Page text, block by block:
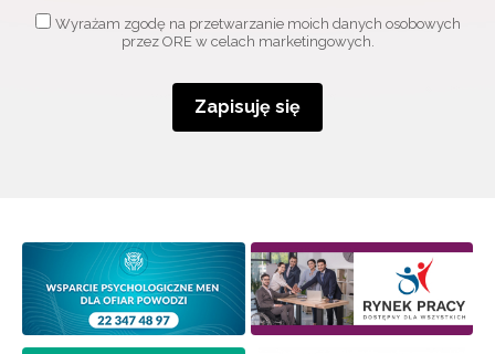
Wyrażam zgodę na przetwarzanie moich danych osobowych
przez ORE w celach marketingowych.
Zapisuję się